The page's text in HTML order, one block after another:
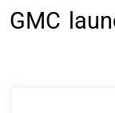
GMC